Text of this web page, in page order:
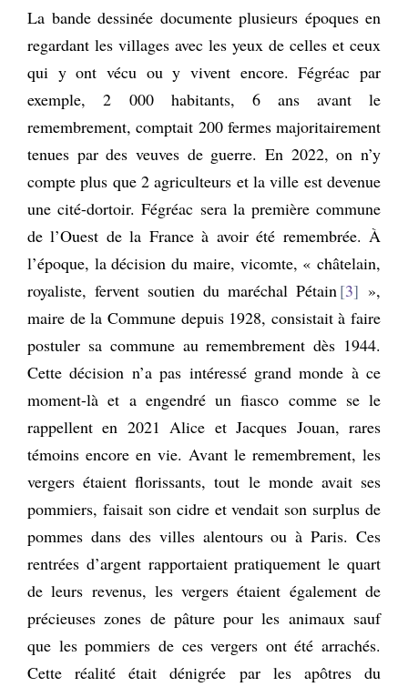
La bande dessinée documente plusieurs époques en
regardant les villages avec les yeux de celles et ceux
qui y ont vécu ou y vivent encore. Fégréac par
exemple, 2 000 habitants, 6 ans avant le
remembrement, comptait 200 fermes majoritairement
tenues par des veuves de guerre. En 2022, on n’y
compte plus que 2 agriculteurs et la ville est devenue
une cité-dortoir. Fégréac sera la première commune
de l’Ouest de la France à avoir été remembrée. À
l’époque, la décision du maire, vicomte, « châtelain,
royaliste, fervent soutien du maréchal Pétain 3
»,
maire de la Commune depuis 1928, consistait à faire
postuler sa commune au remembrement dès 1944.
Cette décision n’a pas intéressé grand monde à ce
moment-là et a engendré un fiasco comme se le
rappellent en 2021 Alice et Jacques Jouan, rares
témoins encore en vie. Avant le remembrement, les
vergers étaient florissants, tout le monde avait ses
pommiers, faisait son cidre et vendait son surplus de
pommes dans des villes alentours ou à Paris. Ces
rentrées d’argent rapportaient pratiquement le quart
de leurs revenus, les vergers étaient également de
précieuses zones de pâture pour les animaux sauf
que les pommiers de ces vergers ont été arrachés.
Cette réalité était dénigrée par les apôtres du